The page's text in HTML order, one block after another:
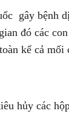
gây bệnh
đó các
kể cả mối
hủy các